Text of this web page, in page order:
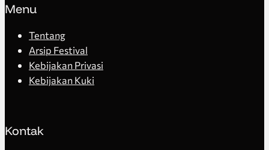
Menu
Tentang
Arsip Festival
Kebijakan Privasi
Kebijakan Kuki
Kontak